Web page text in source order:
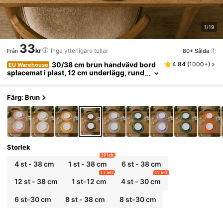
1/19
Från 33kr Inga ytterligare tullar 80+ Sålda
EU Warehouse 30/38 cm brun handvävd bord
splacemat i plast, 12 cm underlägg, rund
iga, bordsmatta, skrynkelfri bordsplacemat,
lämplig för födelsedag, jul och halloween
4.84 (1000+)
Färg: Brun
Storlek
4 st - 38 cm 1 st - 38 cm
10 left
6 st - 38 cm
12 st - 38 cm 1 st-12 cm
11 left
4 st - 30 cm
19 left
6 st-30 cm 8 st - 38 cm 8 st-30 cm